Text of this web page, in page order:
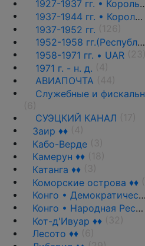
1927-1937 гг. • Король Фуад(стандарт)
1937-1944 гг. • Король Фарук(стандарт) ♦♦
1937-1952 гг.
1952-1958 гг.(Республика)
1958-1971 гг. • UAR
1971 г. - н. д.
АВИАПОЧТА
Служебные и фискальные выпуски ♦♦
СУЭЦКИЙ КАНАЛ
Заир ♦♦
Кабо-Верде
Камерун ♦♦
Катанга ♦♦
Коморские острова ♦♦
Конго • Демократическая Республика
Конго • Народная Республика ♦♦
Кот-д'Ивуар ♦♦
Лесото ♦♦